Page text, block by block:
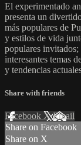
El experimentado
presenta un
más populares de
y estilos de vida
populares invitados;
interesantes temas
y tendencias
Share with friends
Facebook XEmail
Share on Facebook
Share on X